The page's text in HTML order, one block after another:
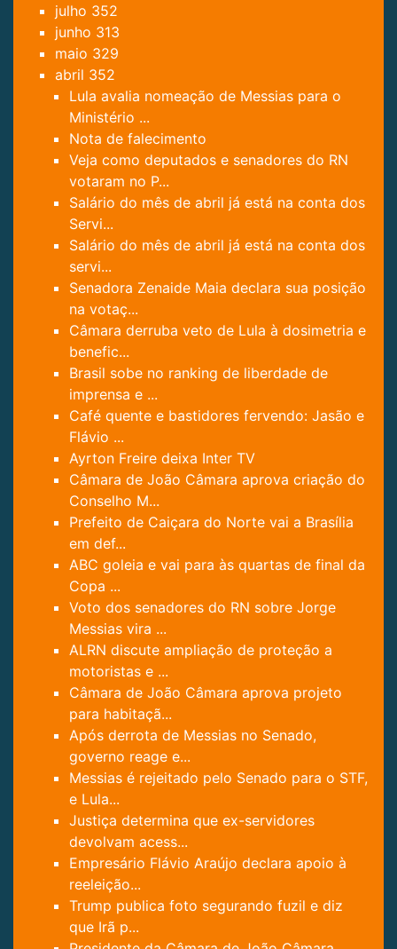
julho 352
junho 313
maio 329
abril 352
Lula avalia nomeação de Messias para o
Ministério ...
Nota de falecimento
Veja como deputados e senadores do RN
votaram no P...
Salário do mês de abril já está na conta dos
Servi...
Salário do mês de abril já está na conta dos
servi...
Senadora Zenaide Maia declara sua posição
na votaç...
Câmara derruba veto de Lula à dosimetria e
benefic...
Brasil sobe no ranking de liberdade de
imprensa e ...
Café quente e bastidores fervendo: Jasão e
Flávio ...
Ayrton Freire deixa Inter TV
Câmara de João Câmara aprova criação do
Conselho M...
Prefeito de Caiçara do Norte vai a Brasília
em def...
ABC goleia e vai para às quartas de final da
Copa ...
Voto dos senadores do RN sobre Jorge
Messias vira ...
ALRN discute ampliação de proteção a
motoristas e ...
Câmara de João Câmara aprova projeto
para habitaçã...
Após derrota de Messias no Senado,
governo reage e...
Messias é rejeitado pelo Senado para o STF,
e Lula...
Justiça determina que ex-servidores
devolvam acess...
Empresário Flávio Araújo declara apoio à
reeleição...
Trump publica foto segurando fuzil e diz
que Irã p...